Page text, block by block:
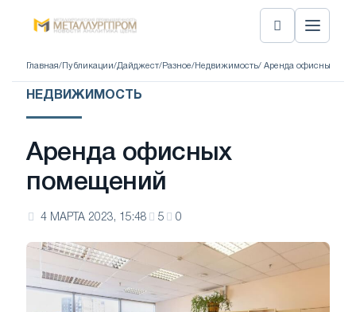
Главная/ Публикации/Дайджест/ Разное/ Недвижимость/ Аренда офисных
НЕДВИЖИМОСТЬ
Аренда офисных
помещений
4 МАРТА 2023, 15:48 5 0